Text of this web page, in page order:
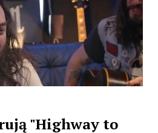
"Highway to